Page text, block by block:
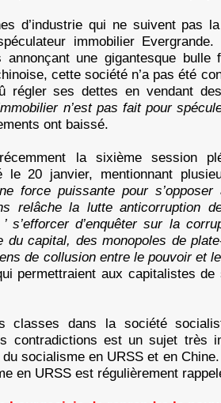
d’industrie qui ne suivent pas
immobilier
annonçant une gigantesque bulle
cette société n’a pas été
régler ses dettes en vendant
n’est pas fait pour
ont baissé.
la sixième session
le 20 janvier, mentionnant
force puissante pour
relâche la lutte anticorruption
s’efforcer d’enquêter sur la
du capital, des monopoles de
de collusion entre le pouvoir et
permettraient aux capitalistes
classes dans la société
contradictions est un sujet très
socialisme en URSS et en
en URSS est régulièrement